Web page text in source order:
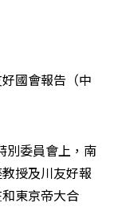
國會報告（中
別委員會上，南
授及川友好報
東京帝大合